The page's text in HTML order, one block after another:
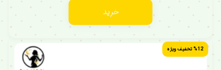
خرید
%12 تخفیف ویژه